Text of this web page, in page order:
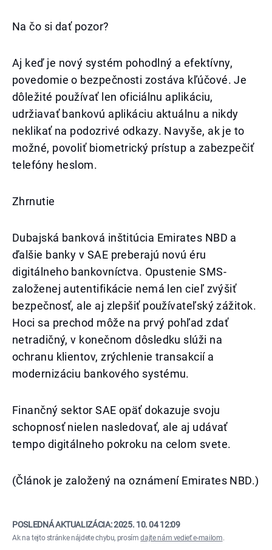
Na čo si dať pozor?
Aj keď je nový systém pohodlný a efektívny,
povedomie o bezpečnosti zostáva kľúčové. Je
dôležité používať len oficiálnu aplikáciu,
udržiavať bankovú aplikáciu aktuálnu a nikdy
neklikať na podozrivé odkazy. Navyše, ak je to
možné, povoliť biometrický prístup a zabezpečiť
telefóny heslom.
Zhrnutie
Dubajská banková inštitúcia Emirates NBD a
ďalšie banky v SAE preberajú novú éru
digitálneho bankovníctva. Opustenie SMS-
založenej autentifikácie nemá len cieľ zvýšiť
bezpečnosť, ale aj zlepšiť používateľský zážitok.
Hoci sa prechod môže na prvý pohľad zdať
netradičný, v konečnom dôsledku slúži na
ochranu klientov, zrýchlenie transakcií a
modernizáciu bankového systému.
Finančný sektor SAE opäť dokazuje svoju
schopnosť nielen nasledovať, ale aj udávať
tempo digitálneho pokroku na celom svete.
(Článok je založený na oznámení Emirates NBD.)
POSLEDNÁ AKTUALIZÁCIA:2025. 10. 04 12:09
Ak na tejto stránke nájdete chybu, prosímdajte nám vedieť e-mailom.